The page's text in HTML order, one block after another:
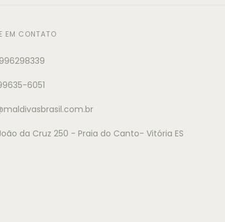
EM CONTATO
6051
da Cruz 250 - Praia do Canto- Vitória ES